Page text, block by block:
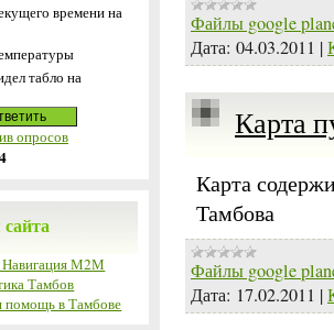
времени на
табло на
опросов
Навигация М2М
Тамбов
помощь в Тамбове
Файлы google
Дата: 04.03.2011 |
Карта
Карта
Тамбова
Файлы google
Дата: 17.02.2011 |